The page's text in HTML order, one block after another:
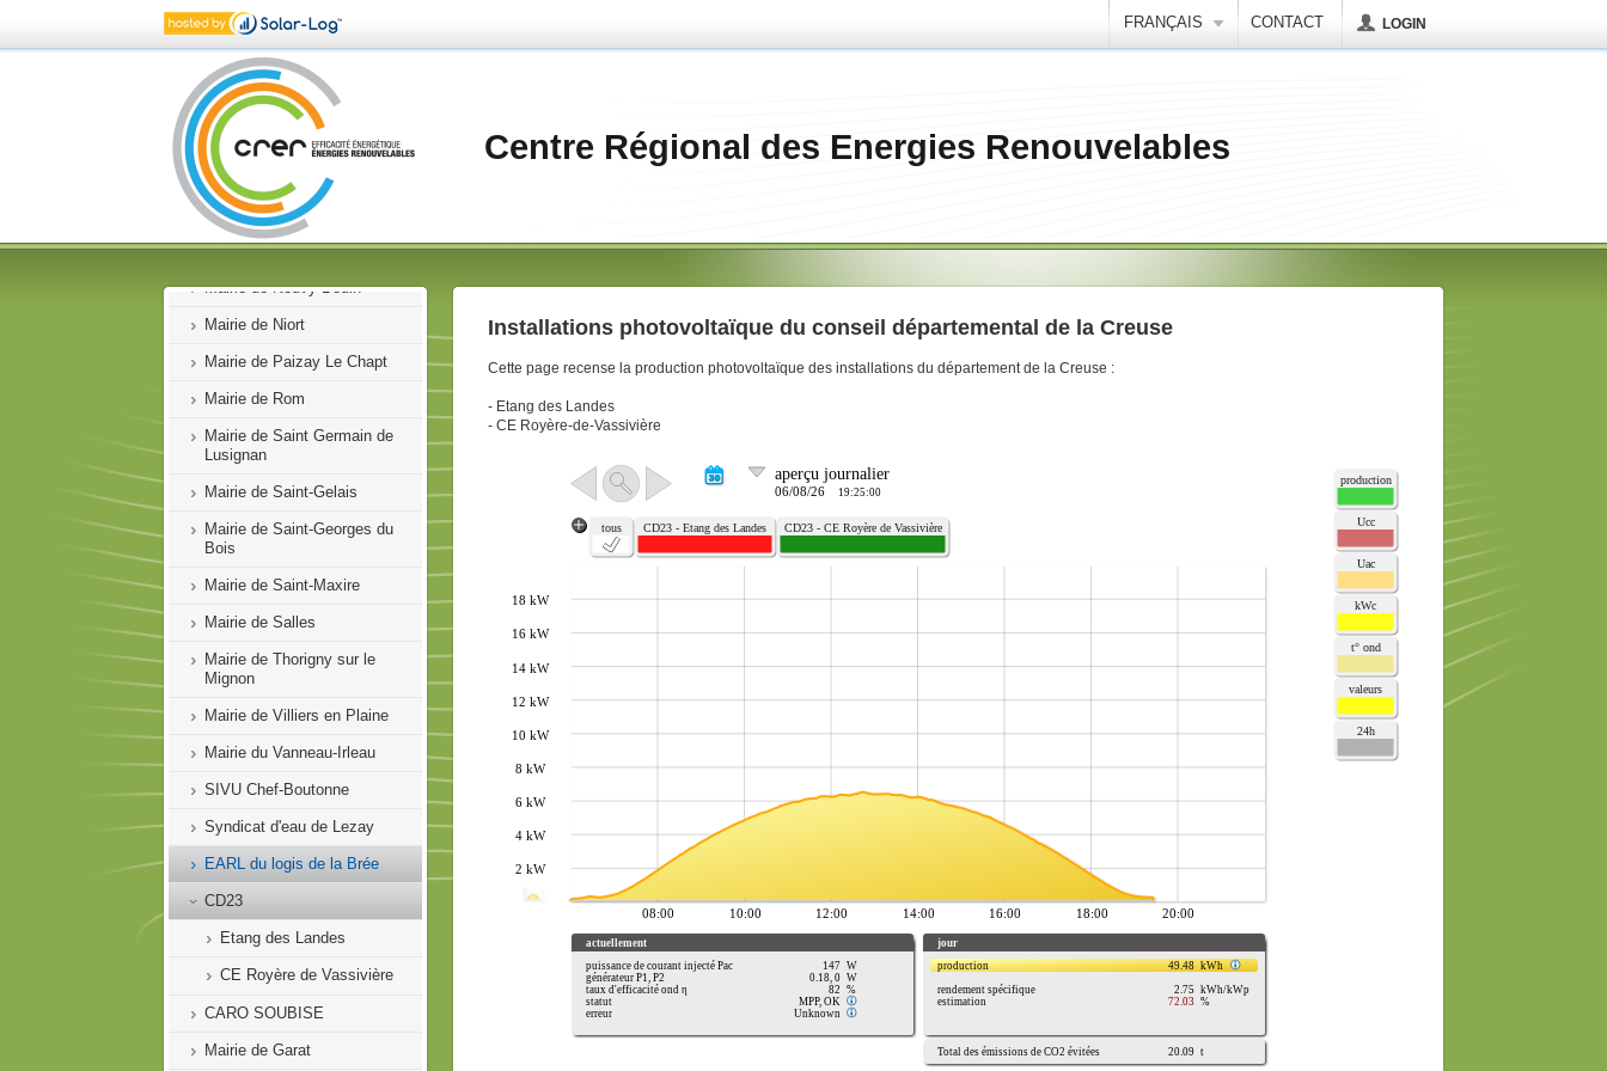
FRANÇAIS CONTACT LOGIN
Centre Régional des Energies Renouvelables
Mairie d'Aubigné
Mairie de Bressuire
Mairie de Champdeniers Saint-
Denis
Mairie de Clessé
Mairie de Coulgens
Mairie de Marigny
Mairie de Val en Vignes
Mairie de Neuvy-Bouin
Mairie de Niort
Mairie de Paizay Le Chapt
Mairie de Rom
Mairie de Saint Germain de
Lusignan
Mairie de Saint-Gelais
Mairie de Saint-Georges du
Bois
Mairie de Saint-Maxire
Mairie de Salles
Mairie de Thorigny sur le
Mignon
Mairie de Villiers en Plaine
Mairie du Vanneau-Irleau
SIVU Chef-Boutonne
Syndicat d'eau de Lezay
EARL du logis de la Brée
CD23
Etang des Landes
CE Royère de Vassivière
CARO SOUBISE
Mairie de Garat
Installations photovoltaïque du conseil départemental de la Creuse
Cette page recense la production photovoltaïque des installations du département de la Creuse :
- Etang des Landes
- CE Royère-de-Vassivière